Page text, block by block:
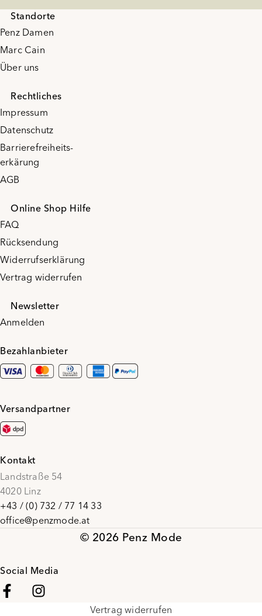
Standorte
Penz Damen
Marc Cain
Über uns
Rechtliches
Impressum
Datenschutz
Barrierefreiheits-
erkärung
AGB
Online Shop Hilfe
FAQ
Rücksendung
Widerrufserklärung
Vertrag widerrufen
Newsletter
Anmelden
Bezahlanbieter
Versandpartner
Kontakt
Landstraße 54
4020 Linz
+43 / (0) 732 / 77 14 33
office@penzmode.at
© 2026 Penz Mode
Social Media
Vertrag widerrufen